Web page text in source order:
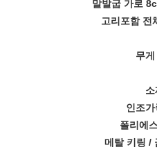
말발굽 가로
고리포함 전
무
소
인조
폴리에
메탈 키링 /